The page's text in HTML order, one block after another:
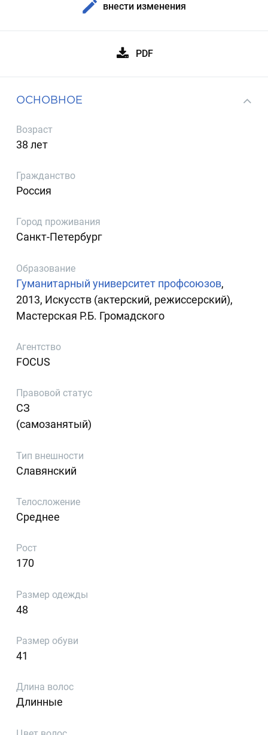
внести изменения
PDF
ОСНОВНОЕ
Возраст
38 лет
Гражданство
Россия
Город проживания
Санкт-Петербург
Образование
Гуманитарный университет профсоюзов,
2013, Искусств (актерский, режиссерский),
Мастерская Р.Б. Громадского
Агентство
FOCUS
Правовой статус
СЗ
(самозанятый)
Тип внешности
Славянский
Телосложение
Среднее
Рост
170
Размер одежды
48
Размер обуви
41
Длина волос
Длинные